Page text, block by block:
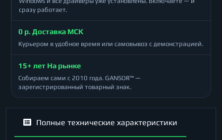
сразу работает.
0 р. Доставка МСК
Курьером в удобное время или самовывоз с демонстрацией.
15+ лет На рынке
Собираем сами с 2010 года. GANSOR™ —
зарегистрированный товарный знак.
Полные технические характеристики